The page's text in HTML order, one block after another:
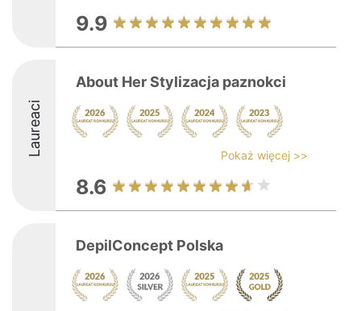
9.9
Laureaci
About Her Stylizacja paznokci
Pokaż więcej >>
8.6
DepilConcept Polska